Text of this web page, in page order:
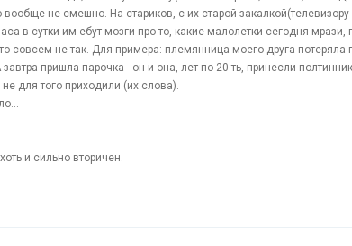
не смешно. На стариков, с их старой
в сутки им ебут мозги про то, какие малолетки сегодня мрази,
совсем не так. Для примера: племянница моего друга потеряла
пришла парочка - он и она, лет по 20-ть, принесли
для того приходили (их слова).
и сильно вторичен.